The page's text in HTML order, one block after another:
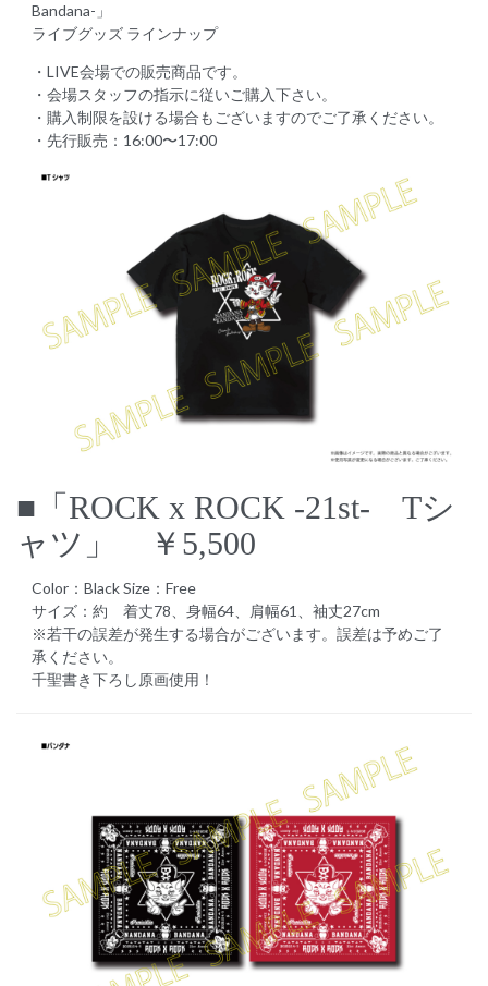
Bandana-」
ライブグッズ ラインナップ
・LIVE会場での販売商品です。
・会場スタッフの指示に従いご購入下さい。
・購入制限を設ける場合もございますのでご了承ください。
・先行販売：16:00〜17:00
■「ROCK x ROCK -21st- Tシ
ャツ」 ￥5,500
Color：Black Size：Free
サイズ：約 着丈78、身幅64、肩幅61、袖丈27cm
※若干の誤差が発生する場合がございます。誤差は予めご了
承ください。
千聖書き下ろし原画使用！